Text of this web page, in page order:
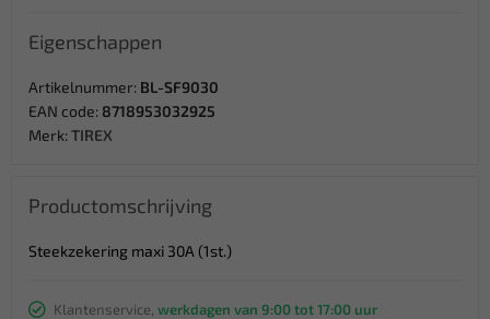
Eigenschappen
Artikelnummer: BL-SF9030
EAN code: 8718953032925
Merk: TIREX
Productomschrijving
Steekzekering maxi 30A (1st.)
Klantenservice, werkdagen van 9:00 tot 17:00 uur